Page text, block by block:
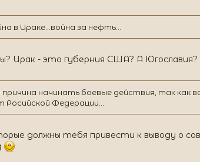
в Ираке...война за нефть...
Ирак - это губерния США? А Югославия?
начинать боевые действия, так
Федерации...
должны тебя привести к выводу о